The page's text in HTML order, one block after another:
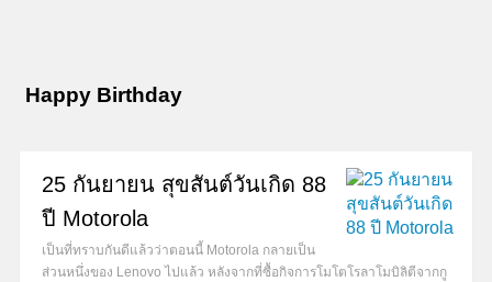
Happy Birthday
25 กันยายน สุขสันต์วันเกิด 88
ปี Motorola
เป็นที่ทราบกันดีแล้วว่าตอนนี้ Motorola กลายเป็น
ส่วนหนึ่งของ Lenovo ไปแล้ว หลังจากที่ซื้อกิจการโมโตโรลาโมบิลิตีจากกู